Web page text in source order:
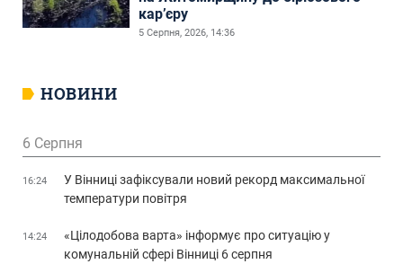
кар’єру
5 Серпня, 2026, 14:36
НОВИНИ
6 Серпня
16:24
У Вінниці зафіксували новий рекорд максимальної
температури повітря
14:24
«Цілодобова варта» інформує про ситуацію у
комунальній сфері Вінниці 6 серпня